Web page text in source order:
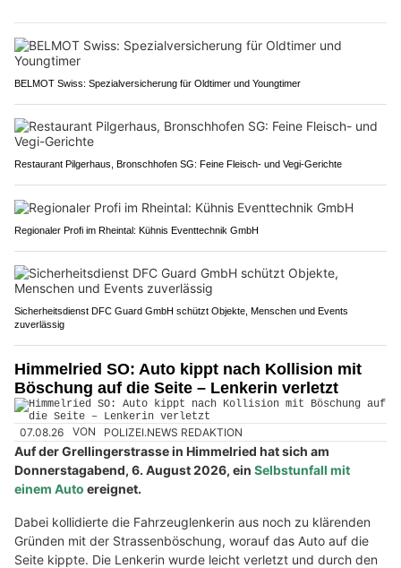
BELMOT Swiss: Spezialversicherung für Oldtimer und Youngtimer
Restaurant Pilgerhaus, Bronschhofen SG: Feine Fleisch- und Vegi-Gerichte
Regionaler Profi im Rheintal: Kühnis Eventtechnik GmbH
Sicherheitsdienst DFC Guard GmbH schützt Objekte, Menschen und Events
zuverlässig
Himmelried SO: Auto kippt nach Kollision mit
Böschung auf die Seite – Lenkerin verletzt
07.08.26 VON POLIZEI.NEWS REDAKTION
Auf der Grellingerstrasse in Himmelried hat sich am
Donnerstagabend, 6. August 2026, ein Selbstunfall mit
einem Auto ereignet.
Dabei kollidierte die Fahrzeuglenkerin aus noch zu klärenden
Gründen mit der Strassenböschung, worauf das Auto auf die
Seite kippte. Die Lenkerin wurde leicht verletzt und durch den